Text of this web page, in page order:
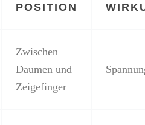
POSITION
Zwischen
Daumen und
Zeigefinger